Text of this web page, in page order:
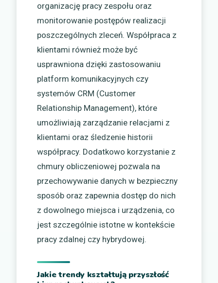
organizację pracy zespołu oraz
monitorowanie postępów realizacji
poszczególnych zleceń. Współpraca z
klientami również może być
usprawniona dzięki zastosowaniu
platform komunikacyjnych czy
systemów CRM (Customer
Relationship Management), które
umożliwiają zarządzanie relacjami z
klientami oraz śledzenie historii
współpracy. Dodatkowo korzystanie z
chmury obliczeniowej pozwala na
przechowywanie danych w bezpieczny
sposób oraz zapewnia dostęp do nich
z dowolnego miejsca i urządzenia, co
jest szczególnie istotne w kontekście
pracy zdalnej czy hybrydowej.
Jakie trendy kształtują przyszłość